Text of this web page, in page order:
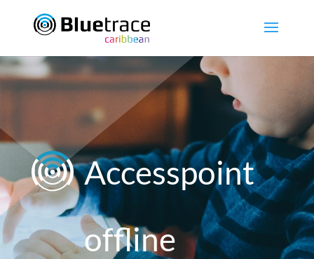
Accesspoint
offline